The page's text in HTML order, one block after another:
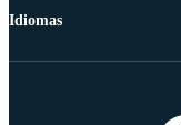
Idiomas